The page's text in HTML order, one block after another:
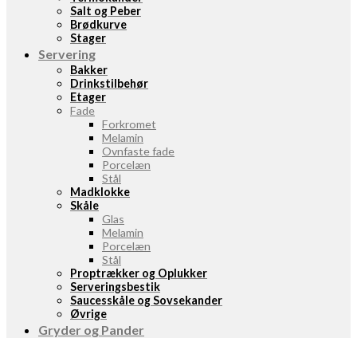
Salt og Peber
Brødkurve
Stager
Servering
Bakker
Drinkstilbehør
Etager
Fade
Forkromet
Melamin
Ovnfaste fade
Porcelæn
Stål
Madklokke
Skåle
Glas
Melamin
Porcelæn
Stål
Proptrækker og Oplukker
Serveringsbestik
Saucesskåle og Sovsekander
Øvrige
Gryder og Pander